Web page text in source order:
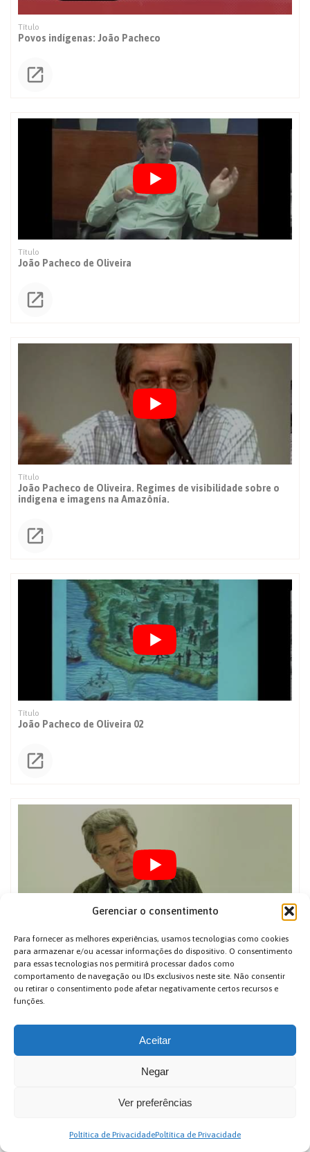
Gerenciar o consentimento
Para fornecer as melhores experiências, usamos tecnologias como cookies
para armazenar e/ou acessar informações do dispositivo. O consentimento
para essas tecnologias nos permitirá processar dados como
comportamento de navegação ou IDs exclusivos neste site. Não consentir
ou retirar o consentimento pode afetar negativamente certos recursos e
funções.
Aceitar
Negar
Ver preferências
Poltítica de PrivacidadePoltítica de Privacidade
Povos indígenas: João Pacheco
João Pacheco de Oliveira
João Pacheco de Oliveira. Regimes de visibilidade sobre o
indigena e imagens na Amazônía.
João Pacheco de Oliveira 02
MR 21 – Crítica Cultural e Reflexividade: Alteridade e
Etnografia – Parte 10